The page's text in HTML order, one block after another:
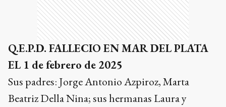
Q.E.P.D. FALLECIO EN MAR DEL PLATA
EL 1 de febrero de 2025
Sus padres: Jorge Antonio Azpiroz, Marta
Beatriz Della Nina; sus hermanas Laura y